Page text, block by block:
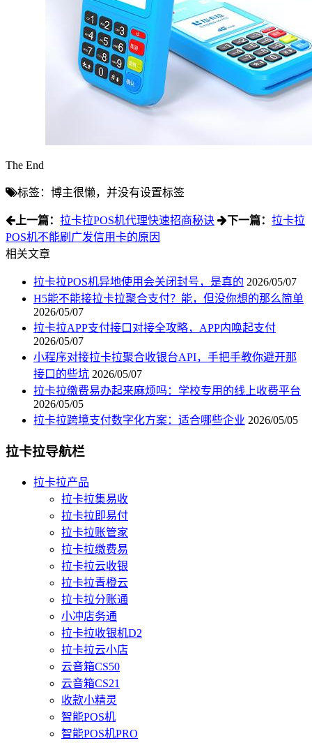
The End
标签：博主很懒，并没有设置标签
上一篇： 拉卡拉POS机代理快速招商秘诀 下一篇： 拉卡拉
POS机不能刷广发信用卡的原因
相关文章
拉卡拉POS机异地使用会关闭封号，是真的 2026/05/07
H5能不能接拉卡拉聚合支付？能，但没你想的那么简单
2026/05/07
拉卡拉APP支付接口对接全攻略，APP内唤起支付
2026/05/07
小程序对接拉卡拉聚合收银台API，手把手教你避开那
接口的些坑 2026/05/07
拉卡拉缴费易办起来麻烦吗：学校专用的线上收费平台
2026/05/05
拉卡拉跨境支付数字化方案：适合哪些企业 2026/05/05
拉卡拉导航栏
拉卡拉产品
拉卡拉集易收
拉卡拉即易付
拉卡拉账管家
拉卡拉缴费易
拉卡拉云收银
拉卡拉青橙云
拉卡拉分账通
小冲店务通
拉卡拉收银机D2
拉卡拉云小店
云音箱CS50
云音箱CS21
收款小精灵
智能POS机
智能POS机PRO